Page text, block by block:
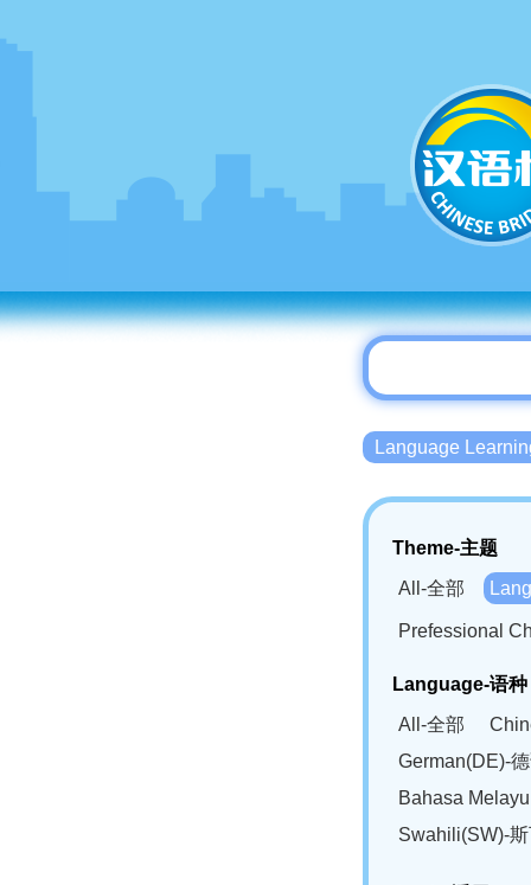
Language
Theme-主题
All-全部
Prefessional
Language-语种
All-全部
German(DE)-
Bahasa
Swahili(SW)-